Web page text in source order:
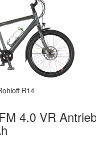
R14
4.0 VR